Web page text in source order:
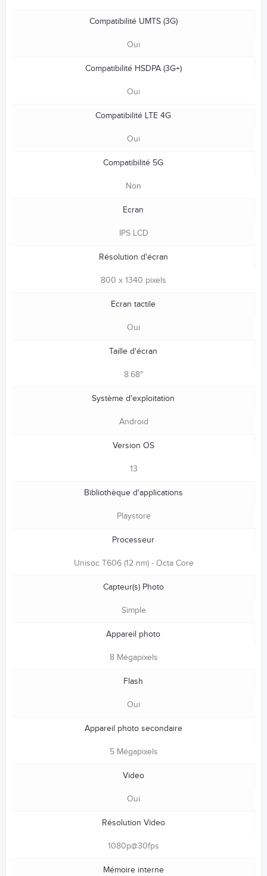
Compatibilité UMTS (3G)
Oui
Compatibilité HSDPA (3G+)
Oui
Compatibilité LTE 4G
Oui
Compatibilité 5G
Non
Ecran
IPS LCD
Résolution d'écran
800 x 1340 pixels
Ecran tactile
Oui
Taille d'écran
8.68"
Système d'exploitation
Android
Version OS
13
Bibliothèque d'applications
Playstore
Processeur
Unisoc T606 (12 nm) - Octa Core
Capteur(s) Photo
Simple
Appareil photo
8 Mégapixels
Flash
Oui
Appareil photo secondaire
5 Mégapixels
Video
Oui
Résolution Video
1080p@30fps
Mémoire interne